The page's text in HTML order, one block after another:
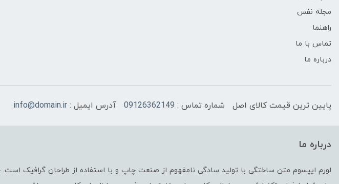
مجله نفس
راهنما
تماس با ما
درباره ما
پایین ترین قیمت کالای اصل شماره تماس : 09126362149 آدرس ایمیل : info@domain.ir
درباره ما
لورم ایپسوم متن ساختگی با تولید سادگی نامفهوم از صنعت چاپ و با استفاده از طراحان گرافیک